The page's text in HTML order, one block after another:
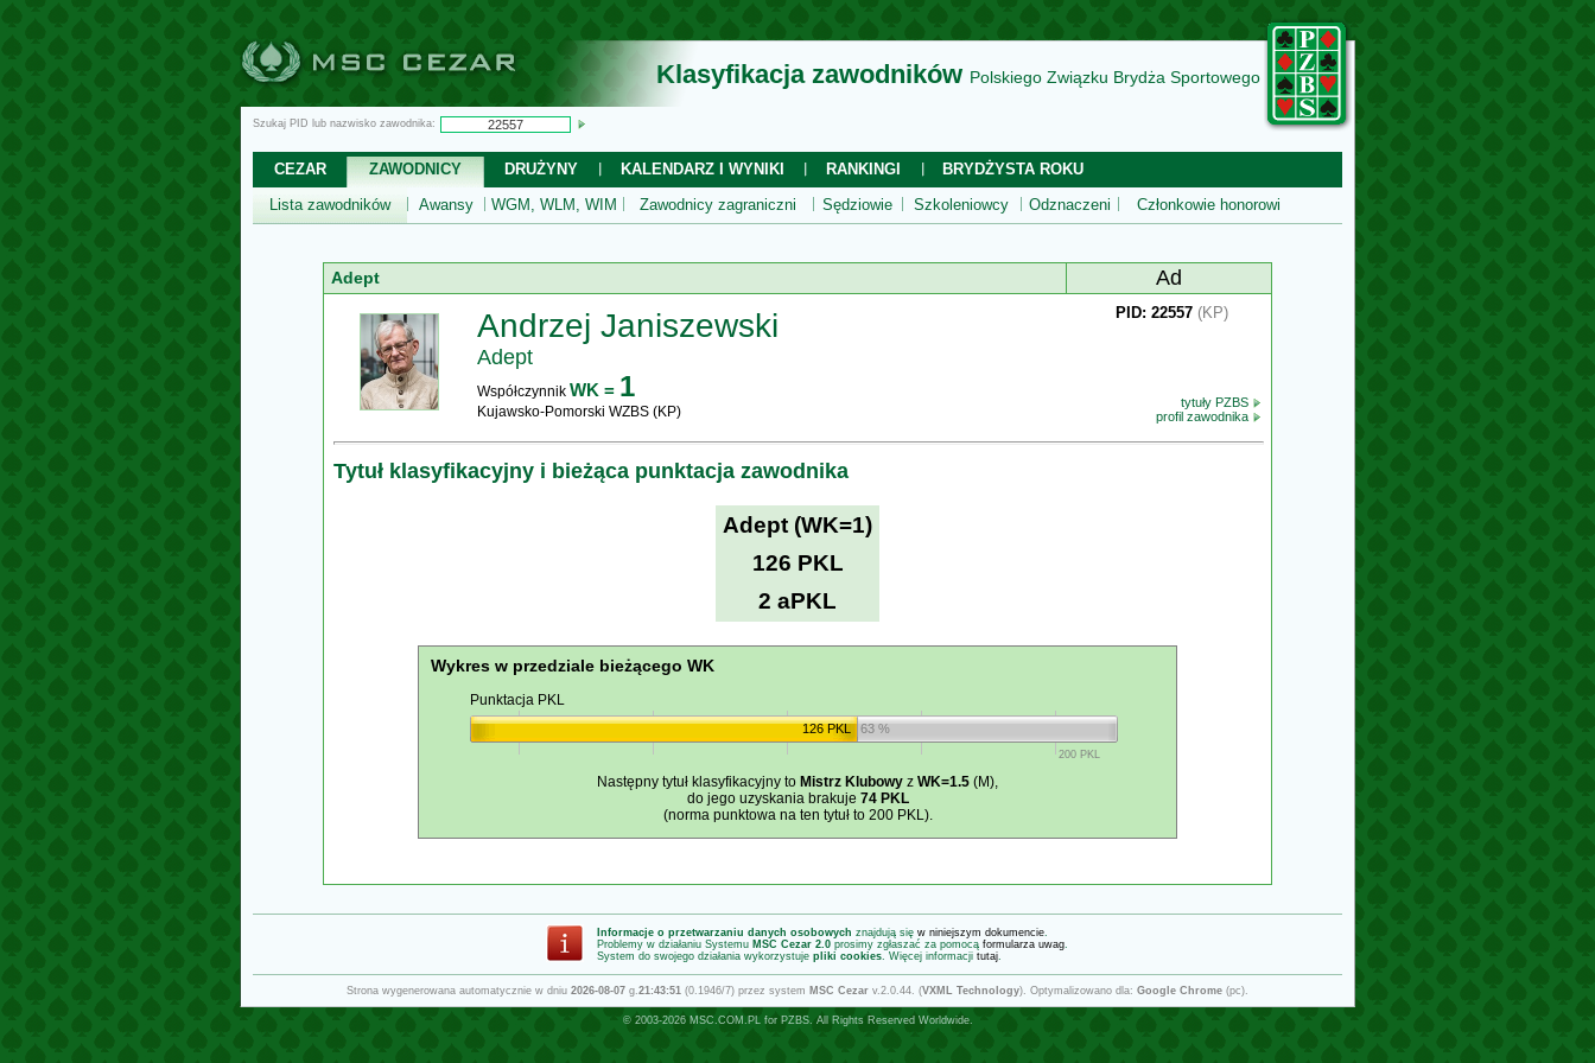
Klasyfikacja zawodników Polskiego Związku Brydża Sportowego
Szukaj PID lub nazwisko zawodnika:
CEZAR ZAWODNICY DRUŻYNY KALENDARZ I WYNIKI RANKINGI
BRYDŻYSTA ROKU
Lista zawodników
Awansy WGM, WLM, WIM Zawodnicy zagraniczni Sędziowie Szkoleniowcy Odznaczeni Członkowie honorowi
Adept Ad
Andrzej Janiszewski
Adept
Współczynnik WK = 1
Kujawsko-Pomorski WZBS (KP)
PID: 22557 (KP)
tytuły PZBS
profil zawodnika
Tytuł klasyfikacyjny i bieżąca punktacja zawodnika
Adept (WK=1)
126 PKL
2 aPKL
Wykres w przedziale bieżącego WK
Punktacja PKL
200 PKL
126 PKL 63 %
Następny tytuł klasyfikacyjny to Mistrz Klubowy z WK=1.5 (M),
do jego uzyskania brakuje 74 PKL
(norma punktowa na ten tytuł to 200 PKL).
Informacje o przetwarzaniu danych osobowych znajdują się w niniejszym dokumencie.
Problemy w działaniu Systemu MSC Cezar 2.0 prosimy zgłaszać za pomocą formularza uwag.
System do swojego działania wykorzystuje pliki cookies. Więcej informacji tutaj.
Strona wygenerowana automatycznie w dniu 2026-08-07 g.21:43:51 (0.1946/7) przez system MSC Cezar v.2.0.44. (VXML Technology). Optymalizowano dla: Google Chrome (pc).
© 2003-2026 MSC.COM.PLfor PZBS. All Rights Reserved Worldwide.